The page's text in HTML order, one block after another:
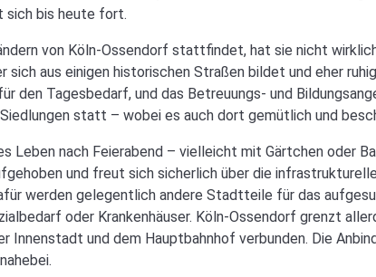
sich bis heute fort.
von Köln-Ossendorf stattfindet, hat sie nicht
sich aus einigen historischen Straßen bildet und eher
den Tagesbedarf, und das Betreuungs- und
statt – wobei es auch dort gemütlich und
Leben nach Feierabend – vielleicht mit Gärtchen oder
und freut sich sicherlich über die
werden gelegentlich andere Stadtteile für das
oder Krankenhäuser. Köln-Ossendorf grenzt
Innenstadt und dem Hauptbahnhof verbunden. Die